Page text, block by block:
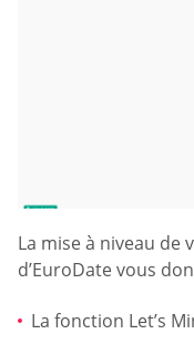
La mise à niveau de
d’EuroDate vous
La fonction Let’s